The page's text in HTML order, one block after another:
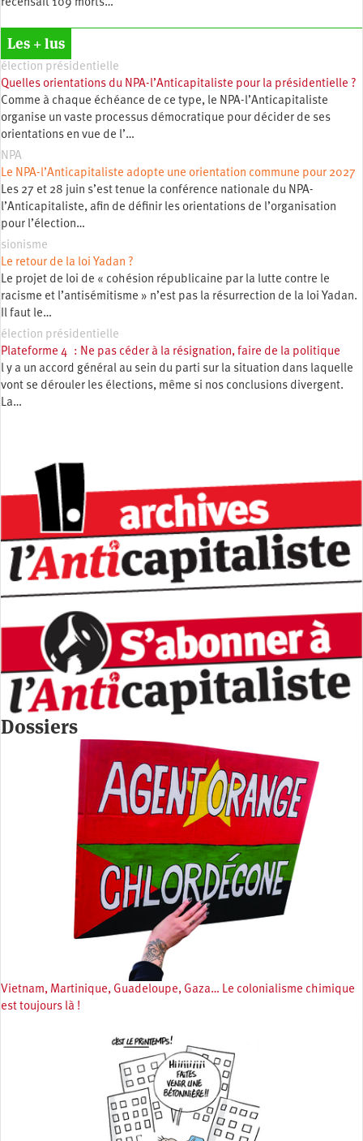
recensait 109 morts…
Les + lus
élection présidentielle
Quelles orientations du NPA-l’Anticapitaliste pour la présidentielle ?
Comme à chaque échéance de ce type, le NPA-l’Anticapitaliste
organise un vaste processus démocratique pour décider de ses
orientations en vue de l’…
NPA
Le NPA-l’Anticapitaliste adopte une orientation commune pour 2027
Les 27 et 28 juin s’est tenue la conférence nationale du NPA-
l’Anticapitaliste, afin de définir les orientations de l’organisation
pour l’élection…
sionisme
Le retour de la loi Yadan ?
Le projet de loi de « cohésion républicaine par la lutte contre le
racisme et l’antisémitisme » n’est pas la résurrection de la loi Yadan.
Il faut le…
élection présidentielle
Plateforme 4 : Ne pas céder à la résignation, faire de la politique
l y a un accord général au sein du parti sur la situation dans laquelle
vont se dérouler les élections, même si nos conclusions divergent.
La…
Dossiers
Vietnam, Martinique, Guadeloupe, Gaza… Le colonialisme chimique
est toujours là !